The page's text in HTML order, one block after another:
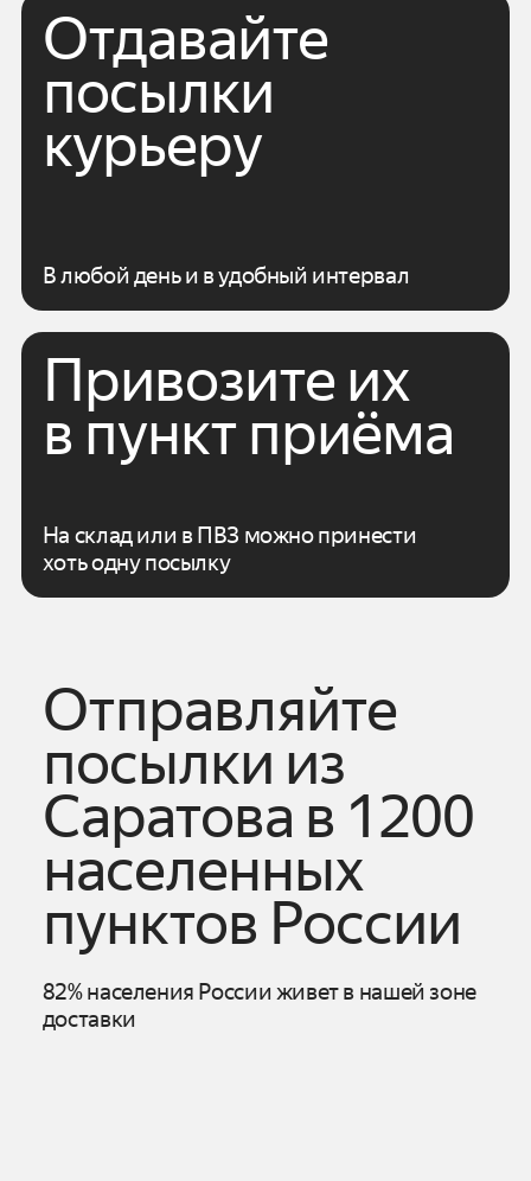
Отдавайте
посылки
курьеру
В любой день и в удобный интервал
Привозите их
в пункт приёма
На склад или в ПВЗ можно принести
хоть одну посылку
Отправляйте
посылки из
Саратова в 1200
населенных
пунктов России
82% населения России живет в нашей зоне
доставки